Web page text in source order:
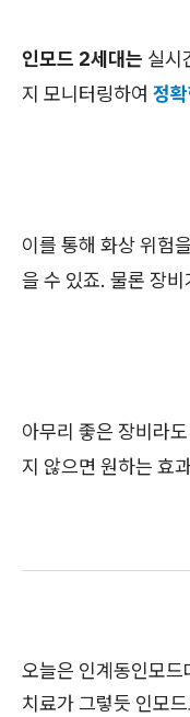
인모드 2세대는 실시
지 모니터링하여 정
이를 통해 화상 위험
을 수 있죠. 물론 장
아무리 좋은 장비라
지 않으면 원하는 효
오늘은 인계동인모
치료가 그렇듯 인모